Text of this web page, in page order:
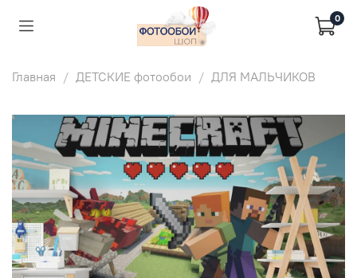
0
Главная ДЕТСКИЕ фотообои ДЛЯ МАЛЬЧИКОВ